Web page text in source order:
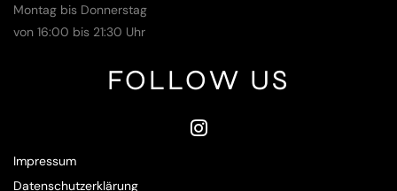
Montag bis Donnerstag
von 16:00 bis 21:30 Uhr
FOLLOW US
Impressum
Datenschutzerklärung